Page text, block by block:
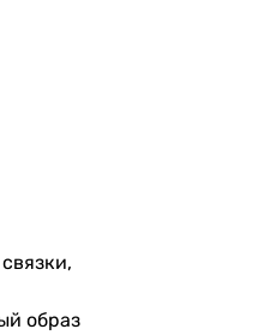
образ